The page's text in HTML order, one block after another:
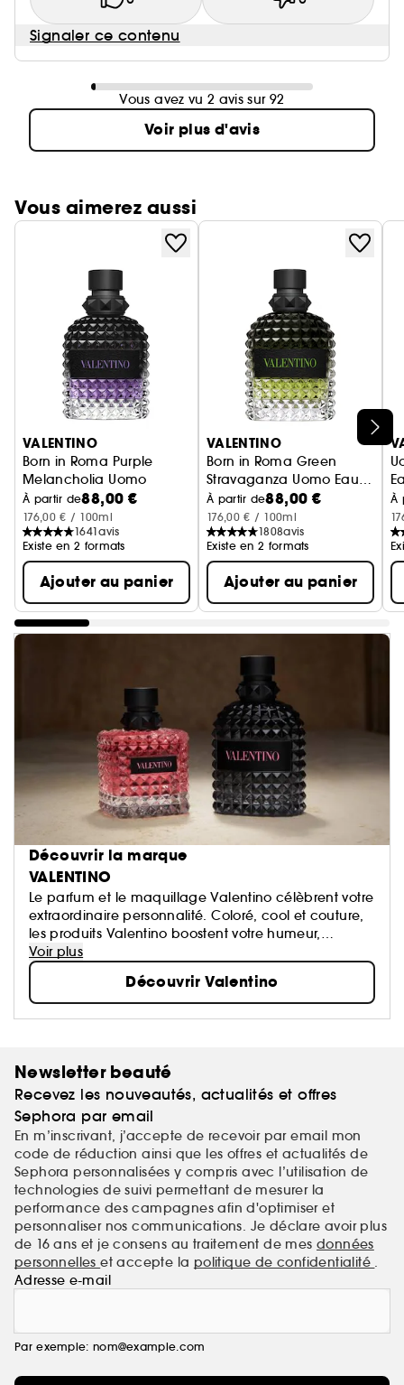
Signaler ce contenu
Vous avez vu 2 avis sur 92
Voir plus d'avis
Vous aimerez aussi
VALENTINO
Born in Roma Purple
Melancholia Uomo
Eau de Toilette Pour Homme Ambrée Boisée
À partir de88,00 €
176,00 € / 100ml
1641avis
Existe en 2 formats
Ajouter au panier
VALENTINO
Born in Roma Green
Stravaganza Uomo Eau
de Toilette pour homme
À partir de88,00 €
176,00 € / 100ml
1808avis
Existe en 2 formats
Ajouter au panier
À
Découvrir la marque
VALENTINO
Le parfum et le maquillage Valentino célèbrent votre
extraordinaire personnalité. Coloré, cool et couture,
les produits Valentino boostent votre humeur,
éveillent votre sensorialité et vous permettent
d’exprimer votre créativité.​
Valentino Beauty. De multiples façons d’être vous.​
Voir plus
Découvrir Valentino
Newsletter beauté
Recevez les nouveautés, actualités et offres
Sephora par email
En m’inscrivant, j’accepte de recevoir par email mon
code de réduction ainsi que les offres et actualités de
Sephora personnalisées y compris avec l’utilisation de
technologies de suivi permettant de mesurer la
performance des campagnes afin d'optimiser et
personnaliser nos communications. Je déclare avoir plus
de 16 ans et je consens au traitement de mes données
personnelleset accepte la politique de confidentialité .
Adresse e-mail
Par exemple: nom@example.com